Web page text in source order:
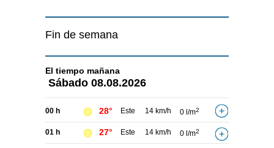
Fin de semana
El tiempo mañana
Sábado 08.08.2026
00 h 28° Este 14 km/h 0 l/m2
01 h 27° Este 14 km/h 0 l/m2